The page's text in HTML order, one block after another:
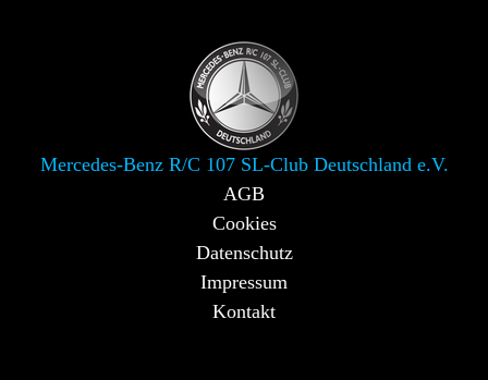
Mercedes-Benz R/C 107 SL-Club Deutschland e.V.
AGB
Cookies
Datenschutz
Impressum
Kontakt